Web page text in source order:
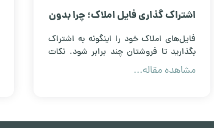
اشتراک گذاری فایل املاک؛ چرا بدون
آن فروش شما محدود می ماند؟
فایل‌های املاک خود را اینگونه به اشتراک
بگذارید تا فروشتان چند برابر شود. نکات
طلایی که هر مشاور املاک باید بداند.
مشاهده مقاله...